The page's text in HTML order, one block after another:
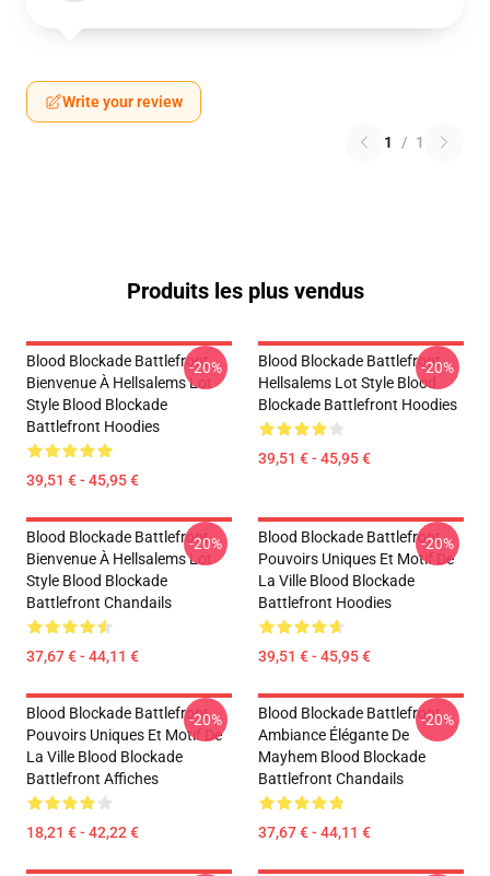
Write your review
1 / 1
Produits les plus vendus
Blood Blockade Battlefront
Bienvenue À Hellsalems Lot
Style Blood Blockade
Battlefront Hoodies
39,51 € - 45,95 €
-20%
Blood Blockade Battlefront
Hellsalems Lot Style Blood
Blockade Battlefront Hoodies
39,51 € - 45,95 €
-20%
Blood Blockade Battlefront
Bienvenue À Hellsalems Lot
Style Blood Blockade
Battlefront Chandails
37,67 € - 44,11 €
-20%
Blood Blockade Battlefront
Pouvoirs Uniques Et Motif De
La Ville Blood Blockade
Battlefront Hoodies
39,51 € - 45,95 €
-20%
Blood Blockade Battlefront
Pouvoirs Uniques Et Motif De
La Ville Blood Blockade
Battlefront Affiches
18,21 € - 42,22 €
-20%
Blood Blockade Battlefront
Ambiance Élégante De
Mayhem Blood Blockade
Battlefront Chandails
37,67 € - 44,11 €
-20%